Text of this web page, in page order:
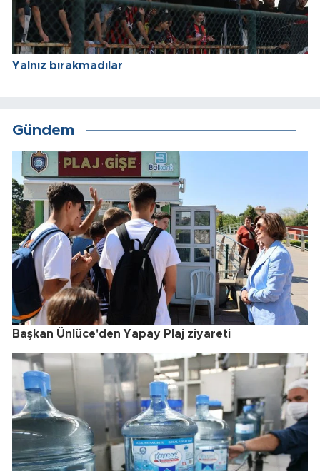
Yalnız bırakmadılar
Gündem
Başkan Ünlüce'den Yapay Plaj ziyareti